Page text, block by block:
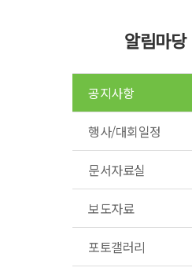
알림마당
공지사항
행사/대회일정
문서자료실
보도자료
포토갤러리